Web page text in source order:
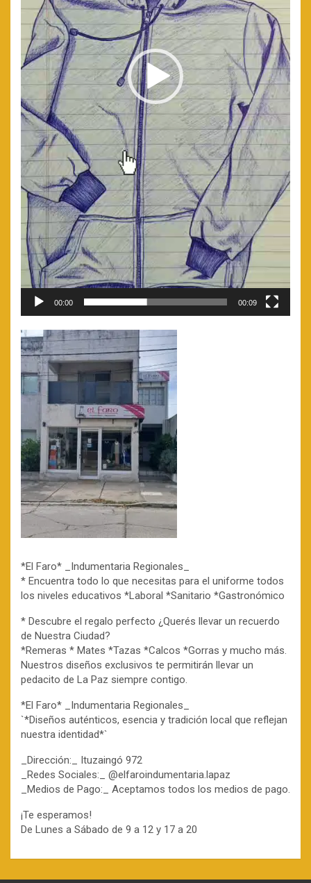
00:00 00:09
*El Faro* _Indumentaria Regionales_
* Encuentra todo lo que necesitas para el uniforme todos
los niveles educativos *Laboral *Sanitario *Gastronómico
* Descubre el regalo perfecto ¿Querés llevar un recuerdo
de Nuestra Ciudad?
*Remeras * Mates *Tazas *Calcos *Gorras y mucho más.
Nuestros diseños exclusivos te permitirán llevar un
pedacito de La Paz siempre contigo.
*El Faro* _Indumentaria Regionales_
`*Diseños auténticos, esencia y tradición local que reflejan
nuestra identidad*`
_Dirección:_ Ituzaingó 972
_Redes Sociales:_ @elfaroindumentaria.lapaz
_Medios de Pago:_ Aceptamos todos los medios de pago.
¡Te esperamos!
De Lunes a Sábado de 9 a 12 y 17 a 20